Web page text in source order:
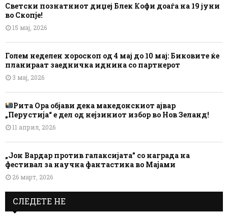
Светски познатниот диџеј Блек Кофи доаѓа на 19 јуни
во Скопје!
15 мај, 2026
Голем неделен хороскоп од 4 мај до 10 мај: Биковите ќе
планираат заедничка иднина со партнерот
3 мај, 2026
Рита Ора објави дека македонскиот ајвар
„Перустија“ е дел од нејзиниот избор во Нов Зеланд!
11 април, 2026
„Јон Вардар против галаксијата” со награда на
фестивал за научна фантастика во Мајами
26 март, 2026
СЛЕДЕТЕ НЕ